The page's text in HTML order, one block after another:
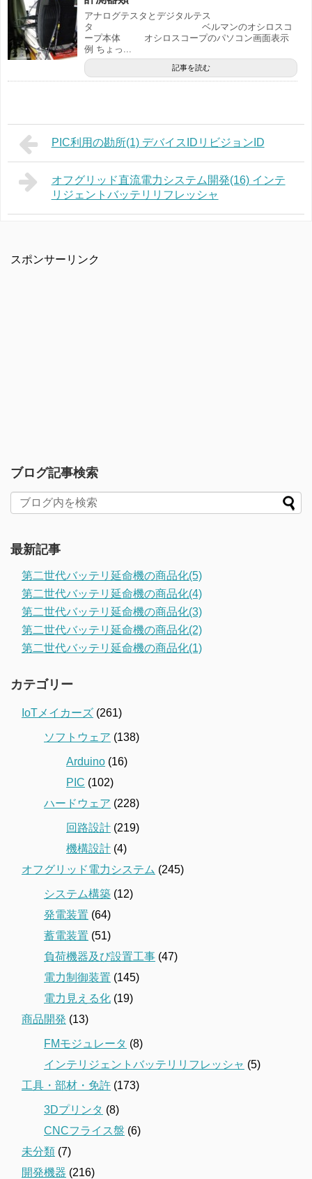
アナログテスタとデジタルテス
タ ベルマンのオシロスコ
ープ本体 オシロスコープのパソコン画面表示
例 ちょっ...
記事を読む
PIC利用の勘所(1) デバイスIDリビジョンID
オフグリッド直流電力システム開発(16) インテ
リジェントバッテリリフレッシャ
スポンサーリンク
ブログ記事検索
最新記事
第二世代バッテリ延命機の商品化(5)
第二世代バッテリ延命機の商品化(4)
第二世代バッテリ延命機の商品化(3)
第二世代バッテリ延命機の商品化(2)
第二世代バッテリ延命機の商品化(1)
カテゴリー
IoTメイカーズ (261)
ソフトウェア (138)
Arduino (16)
PIC (102)
ハードウェア (228)
回路設計 (219)
機構設計 (4)
オフグリッド電力システム (245)
システム構築 (12)
発電装置 (64)
蓄電装置 (51)
負荷機器及び設置工事 (47)
電力制御装置 (145)
電力見える化 (19)
商品開発 (13)
FMモジュレータ (8)
インテリジェントバッテリリフレッシャ (5)
工具・部材・免許 (173)
3Dプリンタ (8)
CNCフライス盤 (6)
未分類 (7)
開発機器 (216)